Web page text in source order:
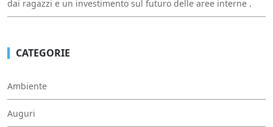
dai ragazzi e un investimento sul futuro delle aree interne .
CATEGORIE
Ambiente
Auguri